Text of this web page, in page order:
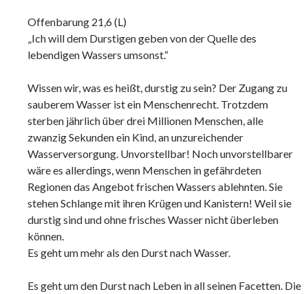
Offenbarung 21,6 (L)
„Ich will dem Durstigen geben von der Quelle des
lebendigen Wassers umsonst.“
Wissen wir, was es heißt, durstig zu sein? Der Zugang zu
sauberem Wasser ist ein Menschenrecht. Trotzdem
sterben jährlich über drei Millionen Menschen, alle
zwanzig Sekunden ein Kind, an unzureichender
Wasserversorgung. Unvorstellbar! Noch unvorstellbarer
wäre es allerdings, wenn Menschen in gefährdeten
Regionen das Angebot frischen Wassers ablehnten. Sie
stehen Schlange mit ihren Krügen und Kanistern! Weil sie
durstig sind und ohne frisches Wasser nicht überleben
können.
Es geht um mehr als den Durst nach Wasser.
Es geht um den Durst nach Leben in all seinen Facetten. Die